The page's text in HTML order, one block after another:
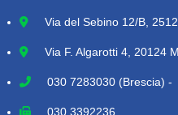
Via del Sebino 12/B,
Via F. Algarotti 4, 20124
030 7283030 (Brescia) -
030 3392236